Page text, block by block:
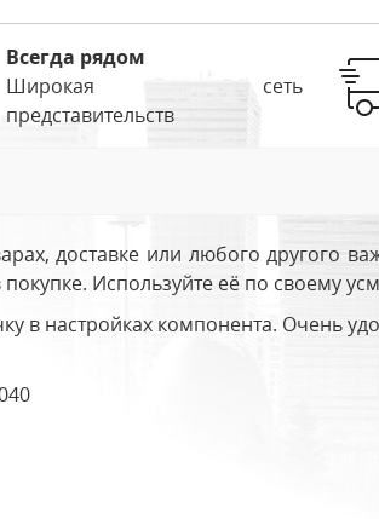
Всегда рядом
Широкая сеть
представительств
доставке или любого другого
Используйте её по своему
в настройках компонента. Очень